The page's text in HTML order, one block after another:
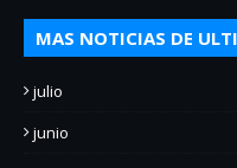
MAS NOTICIAS DE
julio
junio